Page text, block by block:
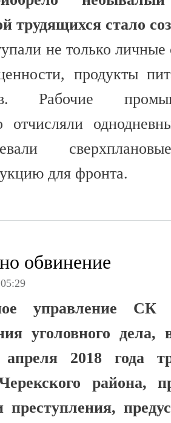
трудящихся стало
не только
продукты
Рабочие
отчисляли
для фронта.
обвинение
управление
уголовного дела,
2018 года
района,
преступления,